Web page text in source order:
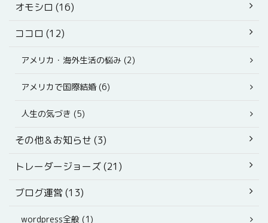
オモシロ (16)
ココロ (12)
アメリカ・海外生活の悩み (2)
アメリカで国際結婚 (6)
人生の気づき (5)
その他＆お知らせ (3)
トレーダージョーズ (21)
ブログ運営 (13)
wordpress全般 (1)